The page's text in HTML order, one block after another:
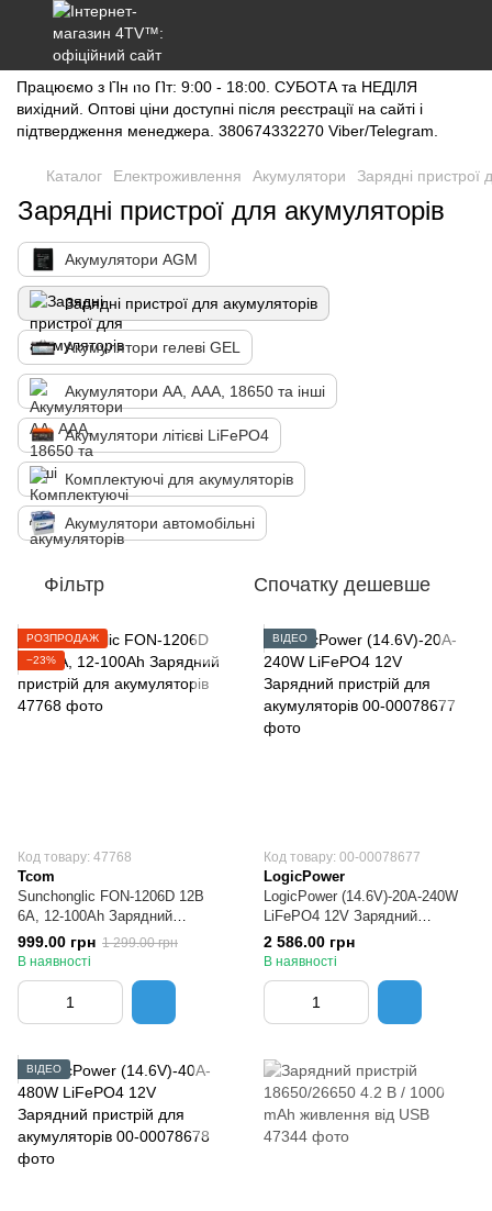
Працюємо з Пн по Пт: 9:00 - 18:00. СУБОТА та НЕДІЛЯ
вихідний. Оптові ціни доступні після реєстрації на сайті і
підтвердження менеджера. 380674332270 Viber/Telegram.
Каталог Електроживлення Акумулятори Зарядні пристрої
Зарядні пристрої для акумуляторів
Акумулятори AGM
Зарядні пристрої для акумуляторів
Акумулятори гелеві GEL
Акумулятори АА, ААА, 18650 та інші
Акумулятори літієві LiFePO4
Комплектуючі для акумуляторів
Акумулятори автомобільні
Фільтр Спочатку дешевше
РОЗПРОДАЖ
−23%
Код товару: 47768
Tcom
Sunchonglic FON-1206D 12В
6А, 12-100Ah Зарядний
пристрій для акумуляторів
999.00 грн 1 299.00 грн
В наявності
ВІДЕО
Код товару: 00-00078677
LogicPower
LogicPower (14.6V)-20A-240W
LiFePO4 12V Зарядний
пристрій для акумуляторів
2 586.00 грн
В наявності
ВІДЕО